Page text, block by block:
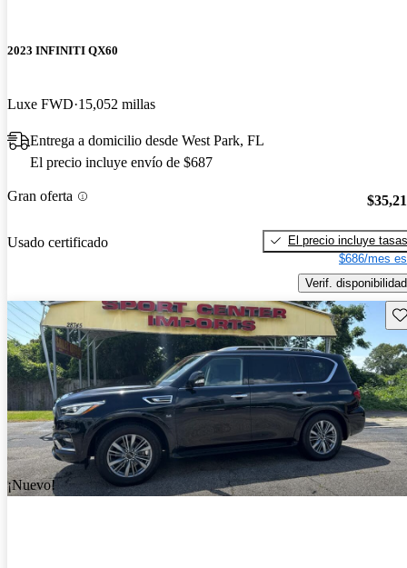
2023 INFINITI QX60
Luxe FWD 15,052 millas
Entrega a domicilio desde West Park, FL
El precio incluye envío de $687
Gran oferta
Usado certificado
El precio incluye tasas
$686/mes
Verif. disponibilidad
¡Nuevo!